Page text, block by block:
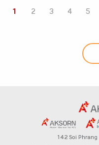
1 2 3 4 5
142 Soi